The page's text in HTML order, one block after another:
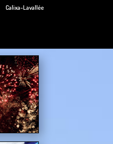
Calixa-Lavallée